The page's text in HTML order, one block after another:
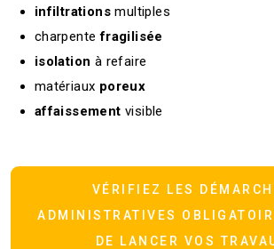
infiltrationsmultiples
charpentefragilisée
isolation à refaire
matériaux poreux
affaissement visible
VÉRIFIEZ LES
ADMINISTRATIVES
DE LANCER VOS